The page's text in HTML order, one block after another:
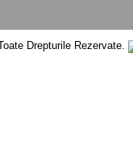
Drepturile Rezervate.